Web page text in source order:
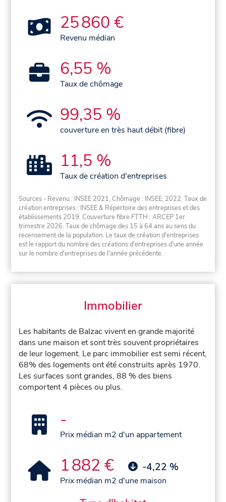
25 860 €
Revenu médian
6,55 %
Taux de chômage
99,35 %
couverture en très haut débit (fibre)
11,5 %
Taux de création d'entreprises
Sources - Revenu : INSEE 2021, Chômage : INSEE, 2022. Taux de
création entreprises : INSEE & Répertoire des entreprises et des
établissements 2019. Couverture fibre FTTH : ARCEP 1er
trimestre 2026. Taux de chômage des 15 à 64 ans au sens du
recensement de la population. Le taux de création d'entreprises
est le rapport du nombre des créations d'entreprises d'une année
sur le nombre d'entreprises de l'année précédente.
Immobilier
Les habitants de Balzac vivent en grande majorité
dans une maison et sont très souvent propriétaires
de leur logement. Le parc immobilier est semi récent,
68% des logements ont été construits après 1970.
Les surfaces sont grandes, 88 % des biens
comportent 4 pièces ou plus.
-
Prix médian m2 d'un appartement
1 882 € -4,22 %
Prix médian m2 d'une maison